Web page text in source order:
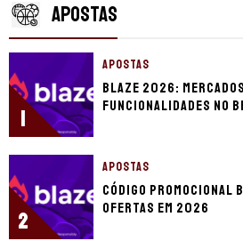
APOSTAS
1
APOSTAS
Blaze 2026:
funcionalidades no
2
APOSTAS
Código promocional
ofertas em 2026